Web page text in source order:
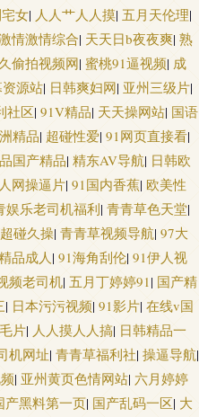
视频导航 久久成人伊人 欧美精品18
线 日本岛国大片 老湿机福利69 91成
色色综 3级片免费 91线上 人人操
视频 91看片免费 91做爱网站 国产
情a片 午夜色色影院 欧美三级色图
二三四 色婷婷五月肏屄 变态美女影
AV女激情 伊人春色综合 免费人成自
女| 人人艹人人摸| 五月天伦理|
情激情综合| 天天日b夜夜爽| 熟
偷拍视频网| 蜜桃91逼视频| 成
源站| 日韩爽妇网| 亚州三级片|
社区| 91V精品| 天天操网站| 国语
精品| 超碰性爱| 91网页直接看|
国产精品| 精东AV导航| 日韩欧
网操逼片| 91国内香蕉| 欧美性
娱乐老司机福利| 青青草色天堂|
超碰久操| 青青草视频导航| 97大
品成人| 91海角刮伦| 91伊人视
频老司机| 五月丁婷婷91| 国产精
| 日本污污视频| 91影片| 在线v国
片| 人人摸人人搞| 日韩精品一
机网址| 青青草福利社| 操逼导航|
| 亚州黄页色情网站| 六月婷婷
产黑料第一页| 国产乱码一区| 大